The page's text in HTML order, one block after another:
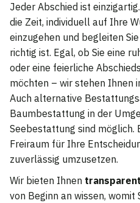
Jeder Abschied ist
die Zeit, individuell auf Ihre
einzugehen und begleiten
richtig ist. Egal, ob Sie eine
oder eine feierliche
möchten – wir stehen Ihnen
Auch alternative
Baumbestattung in der
Seebestattung sind möglich.
Freiraum für Ihre
zuverlässig umzusetzen.
Wir bieten Ihnen
von Beginn an wissen, womit